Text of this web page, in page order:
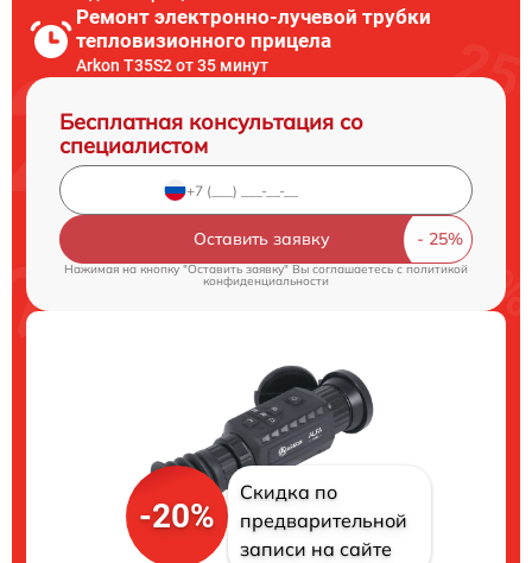
Ремонт электронно-лучевой трубки
тепловизионного прицела
Arkon T35S2 от 35 минут
Бесплатная консультация со
специалистом
Оставить заявку
Нажимая на кнопку "Оставить заявку" Вы соглашаетесь c политикой
конфиденциальности
-20%
Скидка по
предварительной
записи на сайте